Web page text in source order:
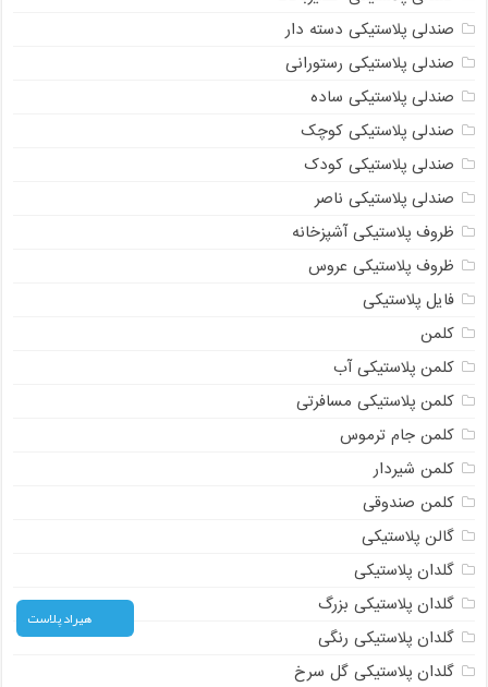
صندلی پلاستیکی دسته دار
صندلی پلاستیکی رستورانی
صندلی پلاستیکی ساده
صندلی پلاستیکی کوچک
صندلی پلاستیکی کودک
صندلی پلاستیکی ناصر
ظروف پلاستیکی آشپزخانه
ظروف پلاستیکی عروس
فایل پلاستیکی
کلمن
کلمن پلاستیکی آب
کلمن پلاستیکی مسافرتی
کلمن جام ترموس
کلمن شیردار
کلمن صندوقی
گالن پلاستیکی
گلدان پلاستیکی
گلدان پلاستیکی بزرگ
گلدان پلاستیکی رنگی
گلدان پلاستیکی گل سرخ
هیراد پلاست